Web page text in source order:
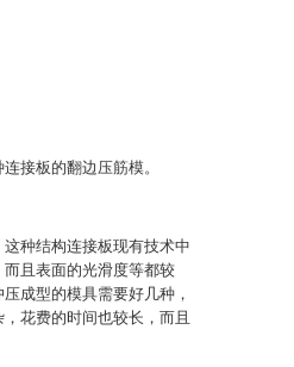
接板的翻边压筋模。
种结构连接板现有技术中
且表面的光滑度等都较
成型的模具需要好几种，
花费的时间也较长，而且